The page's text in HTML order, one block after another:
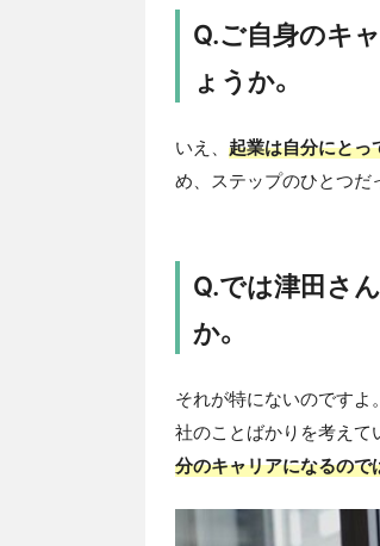
Q.ご自身のキ
ょうか。
いえ、 起業は自分にとっ
め、ステップのひとつだ
Q.では津田さ
か。
それが特にないのです
社のことばかりを考えて
分のキャリアになるので